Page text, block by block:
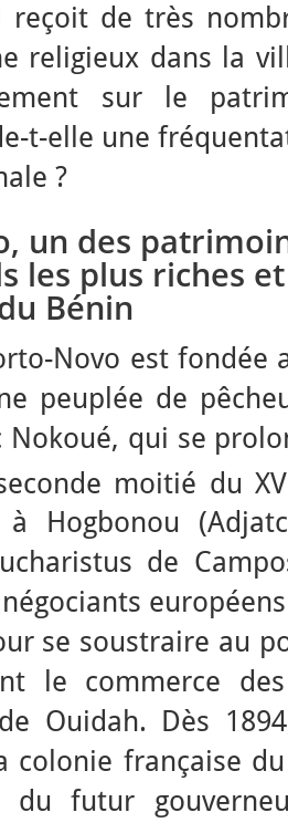
reçoit de très
religieux dans la
sur le
t-elle une
?
un des
les plus riches
Bénin
Novo est fondée
peuplée de
Nokoué, qui se
moitié du
à Hogbonou
de
se soustraire au
le commerce
Ouidah. Dès
colonie française
du futur